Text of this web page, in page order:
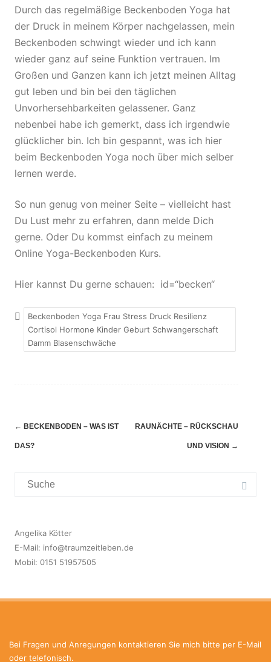
Durch das regelmäßige Beckenboden Yoga hat
der Druck in meinem Körper nachgelassen, mein
Beckenboden schwingt wieder und ich kann
wieder ganz auf seine Funktion vertrauen. Im
Großen und Ganzen kann ich jetzt meinen Alltag
gut leben und bin bei den täglichen
Unvorhersehbarkeiten gelassener. Ganz
nebenbei habe ich gemerkt, dass ich irgendwie
glücklicher bin. Ich bin gespannt, was ich hier
beim Beckenboden Yoga noch über mich selber
lernen werde.
So nun genug von meiner Seite – vielleicht hast
Du Lust mehr zu erfahren, dann melde Dich
gerne. Oder Du kommst einfach zu meinem
Online Yoga-Beckenboden Kurs.
Hier kannst Du gerne schauen: id=“becken“
Beckenboden Yoga Frau Stress Druck Resilienz
Cortisol Hormone Kinder Geburt Schwangerschaft
Damm Blasenschwäche
Navigation
(Beiträge)
← BECKENBODEN – WAS IST
DAS?
RAUNÄCHTE – RÜCKSCHAU
UND VISION →
für:
Angelika Kötter
E-Mail: info@traumzeitleben.de
Mobil: 0151 51957505
Bei Fragen und Anregungen kontaktieren Sie mich bitte per E-Mail
oder telefonisch.